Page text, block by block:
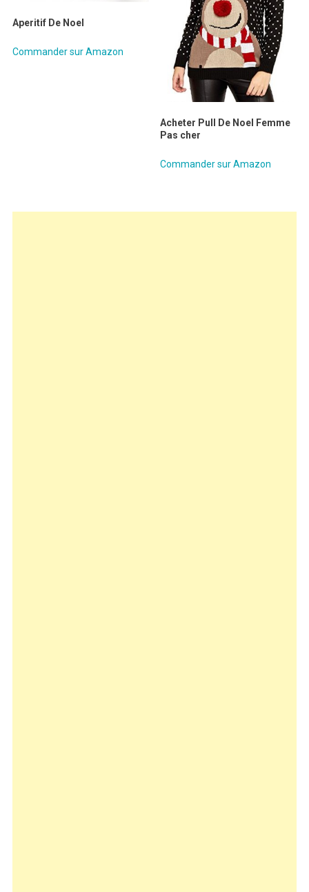
Aperitif De Noel
Commander sur Amazon
Acheter Pull De Noel Femme
Pas cher
Commander sur Amazon